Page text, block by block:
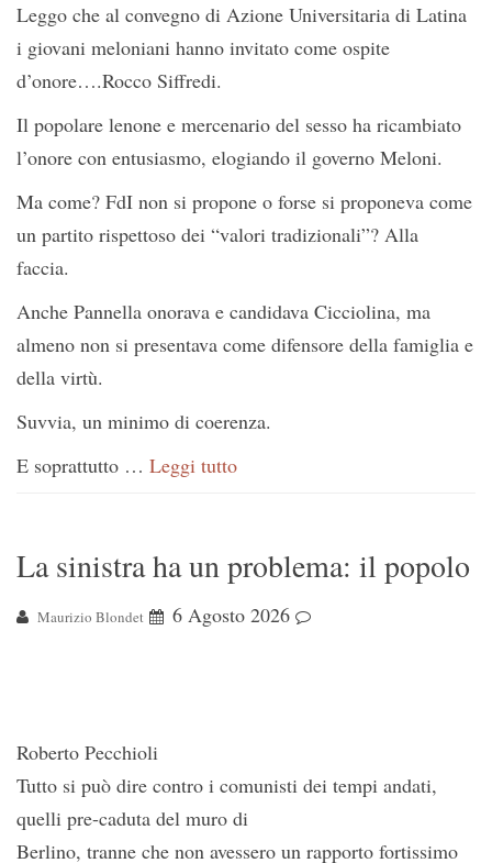
Leggo che al convegno di Azione Universitaria di Latina
i giovani meloniani hanno invitato come ospite
d’onore….Rocco Siffredi.
Il popolare lenone e mercenario del sesso ha ricambiato
l’onore con entusiasmo, elogiando il governo Meloni.
Ma come? FdI non si propone o forse si proponeva come
un partito rispettoso dei “valori tradizionali”? Alla
faccia.
Anche Pannella onorava e candidava Cicciolina, ma
almeno non si presentava come difensore della famiglia e
della virtù.
Suvvia, un minimo di coerenza.
E soprattutto … Leggi tutto
La sinistra ha un problema: il popolo
Maurizio Blondet 6 Agosto 2026
Roberto Pecchioli
Tutto si può dire contro i comunisti dei tempi andati,
quelli pre-caduta del muro di
Berlino, tranne che non avessero un rapporto fortissimo